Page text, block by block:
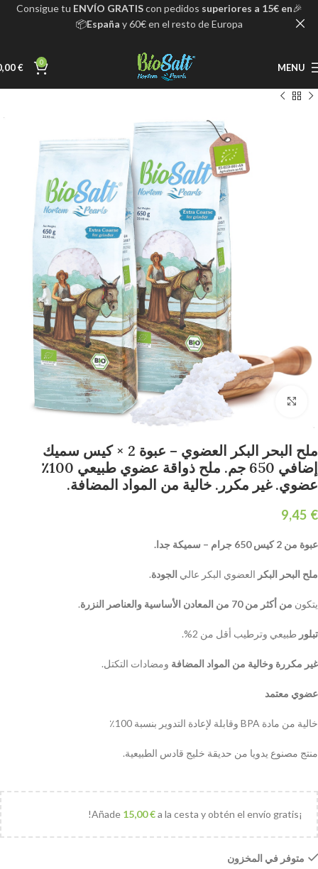
MENU
0
€
Click to enlarge
ملح البحر البكر العضوي – عبوة 2 × كيس سميك
إضافي 650 جم. ملح ذواقة عضوي طبيعي 100٪
عضوي. غير مكرر. خالية من المواد المضافة.
€
عبوة من 2 كيس 650 جرام – سميكة جدا.
ملح البحر البكر العضوي البكر عالي الجودة.
يتكون من أكثر من 70 من المعادن الأساسية والعناصر النزرة .
تبلور طبيعي وترطيب أقل من 2%.
غير مكررة وخالية من المواد المضافة ومضادات التكتل.
عضوي معتمد
خالية من مادة BPA وقابلة لإعادة التدوير بنسبة 100٪
منتج مصنوع يدويا من حديقة خليج قادس الطبيعية.
¡Añade
15,00€a la cesta y obtén el envío gratis!
متوفر في المخزون
🎉Consigue tu
ENVÍO GRATIScon pedidos superiores a 15€ en
España y 60€ en el resto de Europa📦